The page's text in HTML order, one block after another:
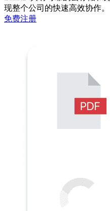
现整个公司的快速高效协作。
免费注册